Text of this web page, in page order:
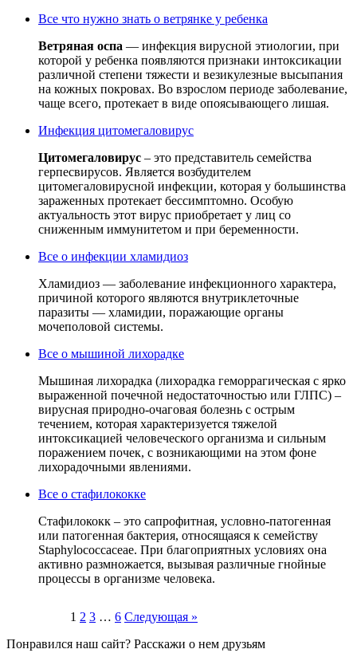
Все что нужно знать о ветрянке у ребенка
Ветряная оспа — инфекция вирусной этиологии, при
которой у ребенка появляются признаки интоксикации
различной степени тяжести и везикулезные высыпания
на кожных покровах. Во взрослом периоде заболевание,
чаще всего, протекает в виде опоясывающего лишая.
Инфекция цитомегаловирус
Цитомегаловирус – это представитель семейства
герпесвирусов. Является возбудителем
цитомегаловирусной инфекции, которая у большинства
зараженных протекает бессимптомно. Особую
актуальность этот вирус приобретает у лиц со
сниженным иммунитетом и при беременности.
Все о инфекции хламидиоз
Хламидиоз — заболевание инфекционного характера,
причиной которого являются внутриклеточные
паразиты — хламидии, поражающие органы
мочеполовой системы.
Все о мышиной лихорадке
Мышиная лихорадка (лихорадка геморрагическая с ярко
выраженной почечной недостаточностью или ГЛПС) –
вирусная природно-очаговая болезнь с острым
течением, которая характеризуется тяжелой
интоксикацией человеческого организма и сильным
поражением почек, с возникающими на этом фоне
лихорадочными явлениями.
Все о стафилококке
Стафилококк – это сапрофитная, условно-патогенная
или патогенная бактерия, относящаяся к семейству
Staphylococcaceae. При благоприятных условиях она
активно размножается, вызывая различные гнойные
процессы в организме человека.
Пагинация
записей
1 2 3 … 6 Следующая »
Понравился наш сайт? Расскажи о нем друзьям